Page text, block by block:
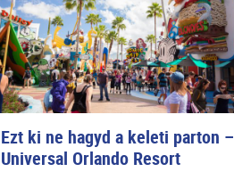
Ezt ki ne hagyd a keleti parton –
Universal Orlando Resort